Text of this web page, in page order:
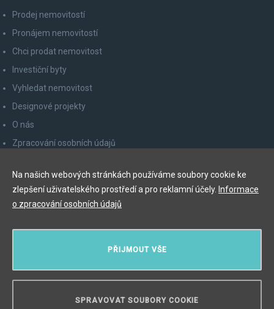
Prodej nemovitostí
Pronájem nemovitostí
Chci prodat nemovitost
Investiční byty
Vyhledat nemovitost
Designové projekty
O nás
Zpracování osobních údajů
Odhlášení z newsletteru
Myslíková 245/3, 110 00 Praha 1
PŘIJMOUT VŠE
SPRAVOVAT SOUBORY COOKIE
Na našich webových stránkách používáme soubory cookie ke
zlepšení uživatelského prostředí a pro reklamní účely. Informace
o zpracování osobních údajů